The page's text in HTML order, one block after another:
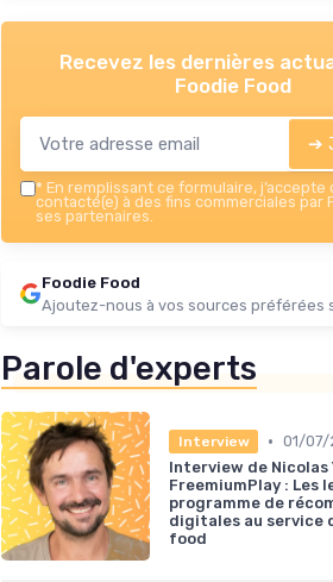
Recevez les dernières
Foodie Food
➔
* En remplissant ce formulaire, j’accepte
contacté(e) à des fins commerciales par
ses partenaires.
Foodie Food
Ajoutez-nous à vos sources préférées
Parole d'experts
Interview • 01/07/
Interview de Nicolas
FreemiumPlay : Les
programme de
digitales au service
food